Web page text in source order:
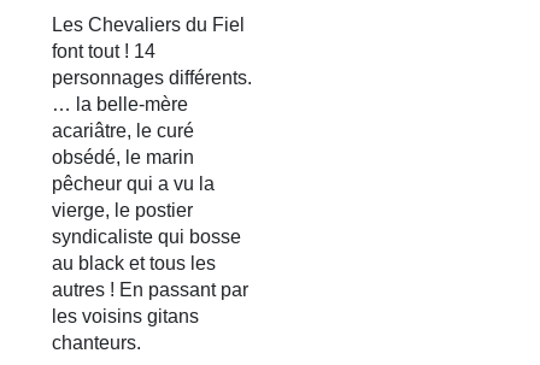
Les Chevaliers du Fiel
font tout ! 14
personnages différents.
… la belle-mère
acariâtre, le curé
obsédé, le marin
pêcheur qui a vu la
vierge, le postier
syndicaliste qui bosse
au black et tous les
autres ! En passant par
les voisins gitans
chanteurs.